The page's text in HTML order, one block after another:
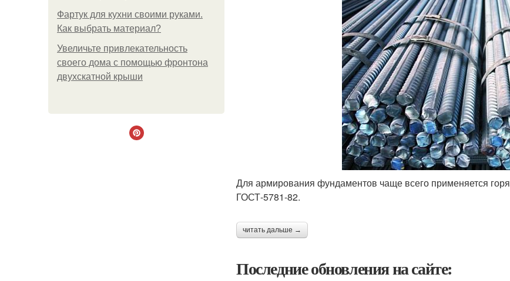
Фартук для кухни своими руками.
Как выбрать материал?
Увеличьте привлекательность
своего дома с помощью фронтона
двухскатной крыши
Для армирования фундаментов чаще всего применяется
ГОСТ-5781-82.
читать дальше →
Последние обновления на сайте: